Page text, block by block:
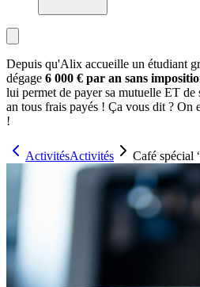
Depuis qu'Alix accueille un étudiant
dégage 6 000 € par an sans
lui permet de payer sa mutuelle ET de
an tous frais payés ! Ça vous dit ? On
!
ActivitésActivités Café spécial